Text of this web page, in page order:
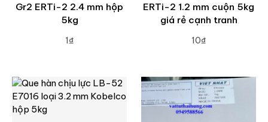
Gr2 ERTi-2 2.4 mm hộp
5kg
1₫
ERTi-2 1.2 mm cuộn 5kg
giá rẻ cạnh tranh
10₫